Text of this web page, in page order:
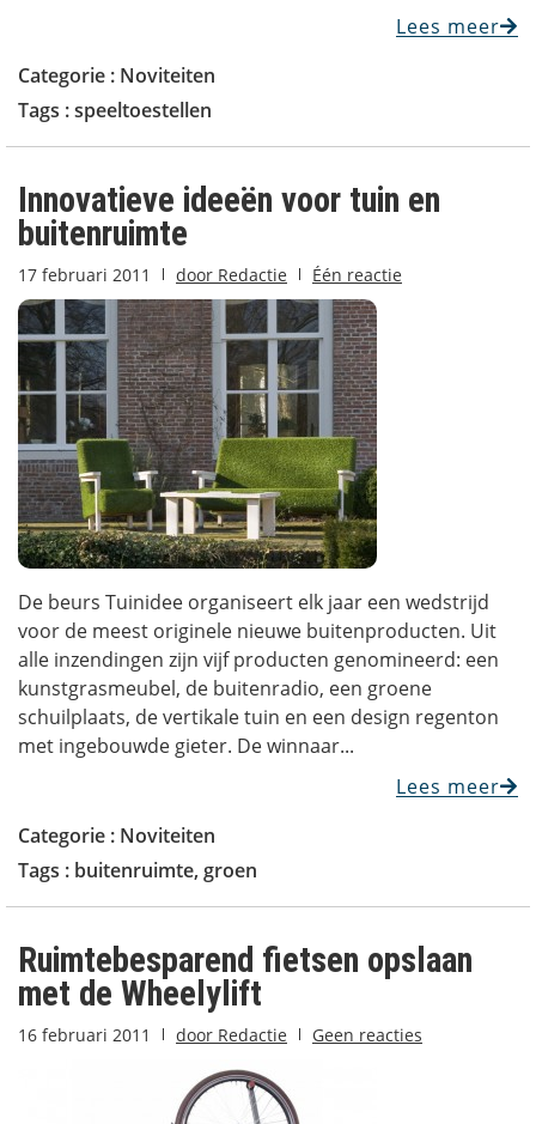
Lees meer
Categorie : Noviteiten
Tags :speeltoestellen
Innovatieve ideeën voor tuin en
buitenruimte
17 februari 2011 door Redactie Één reactie
De beurs Tuinidee organiseert elk jaar een wedstrijd
voor de meest originele nieuwe buitenproducten. Uit
alle inzendingen zijn vijf producten genomineerd: een
kunstgrasmeubel, de buitenradio, een groene
schuilplaats, de vertikale tuin en een design regenton
met ingebouwde gieter. De winnaar...
Lees meer
Categorie : Noviteiten
Tags : buitenruimte, groen
Ruimtebesparend fietsen opslaan
met de Wheelylift
16 februari 2011 door Redactie Geen reacties